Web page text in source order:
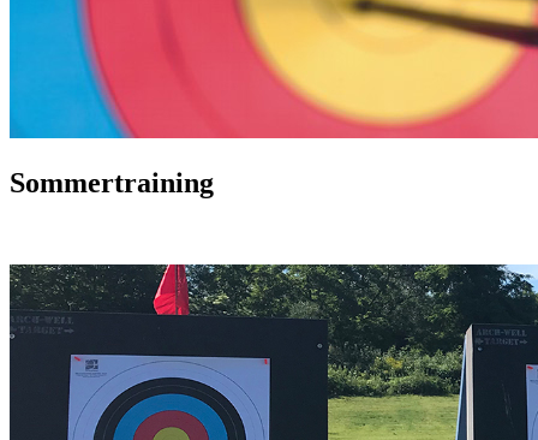
Sommertraining